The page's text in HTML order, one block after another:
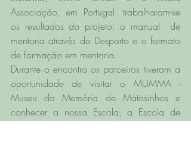
Associação, em Portugal, trabalharam-se
os resultados do projeto: o manual  de
mentoria através do Desporto e o formato
de formação em mentoria.
Durante o encontro os parceiros tiveram a
oportunidade de visitar o MUMMA -
Museu da Memória de Matosinhos e
conhecer a nossa Escola, a Escola de